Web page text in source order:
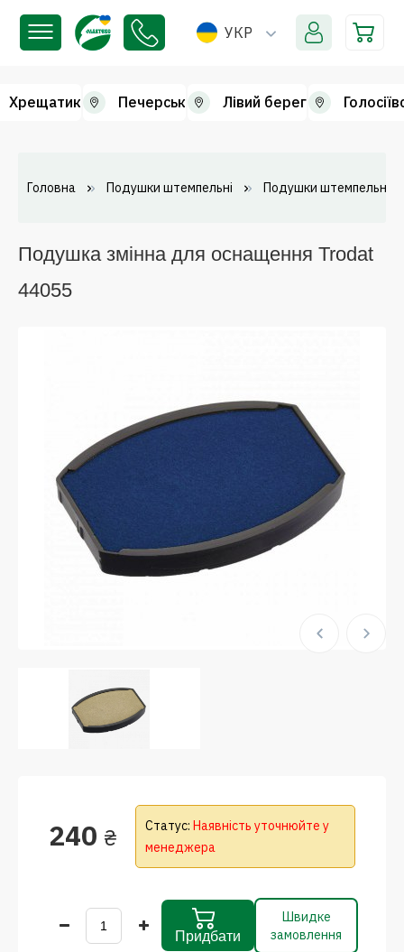
УКР
Хрещатик Печерськ Лівий берег
Головна Подушки штемпельні Подушки штемпельні
Подушка змінна для оснащення Trodat
44055
240 ₴ Статус: Наявність уточнюйте у
менеджера
Придбати
Швидке
замовлення